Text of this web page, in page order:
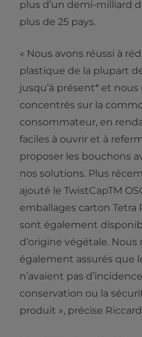
plus d’un demi-milliard
plus de 25 pays.
« Nous avons réussi à
plastique de la plupart
jusqu’à présent* et
concentrés sur la
consommateur, en
faciles à ouvrir et à
proposer les bouchons
nos solutions. Plus
ajouté le TwistCapTM
emballages carton Tetra
sont également
d’origine végétale.
également assurés que
n’avaient pas
conservation ou la
produit », précise